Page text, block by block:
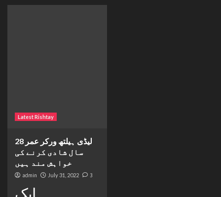
Latest Rishtay
لیڈی ہیلتھ ورکر عمر 28
سال شادی کرنے کی
خواہش مند ہیں
admin July 31, 2022 3